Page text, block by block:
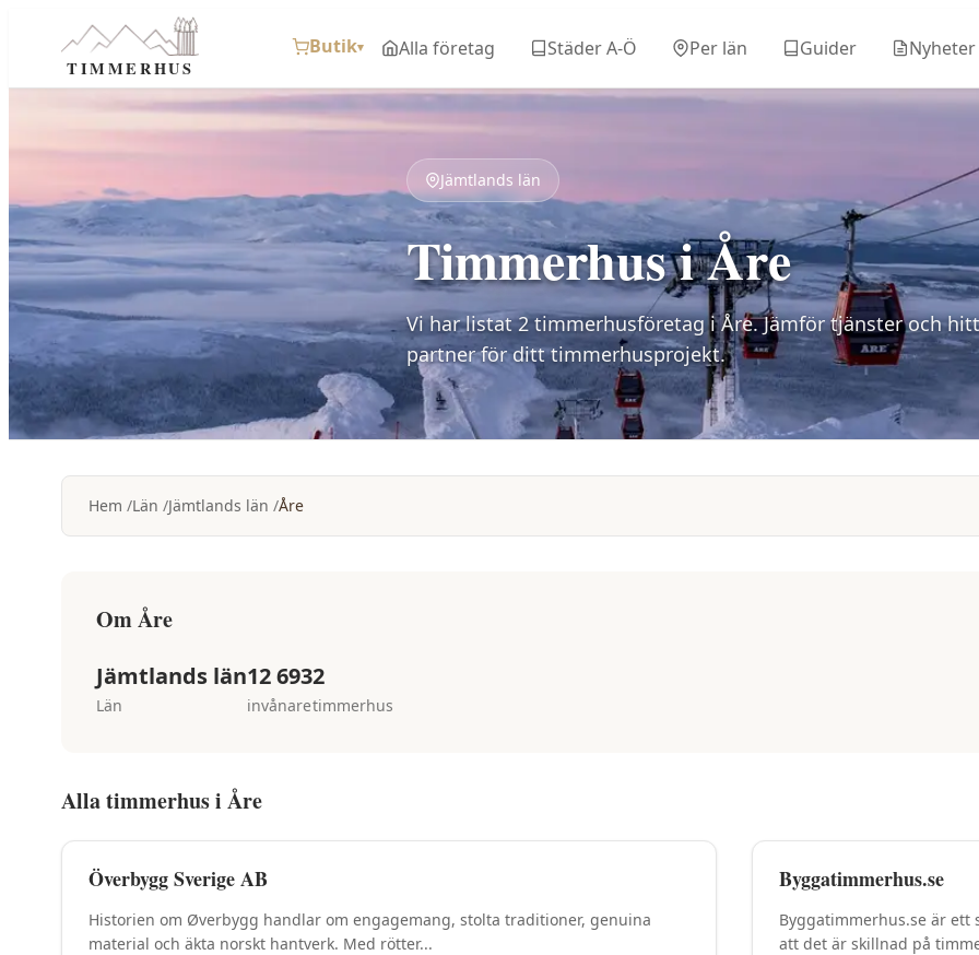
TIMMERHUS
Butik▾ Alla företag Städer A-Ö Per län Guider Nyheter
Jämtlands län
Timmerhus iÅre
Vi har listat2timmerhusföretag iÅre. Jämför tjänster och
partner för ditt timmerhusprojekt.
Hem Län Jämtlands län Åre
OmÅre
Jämtlands län
Län
12 693
invånare
2
timmerhus
Alla timmerhus i Åre
Överbygg Sverige AB
Historien om Øverbygg handlar om engagemang, stolta traditioner, genuina
material och äkta norskt hantverk. Med rötter...
Byggatimmerhus.se
Byggatimmerhus.se är ett
att det är skillnad på